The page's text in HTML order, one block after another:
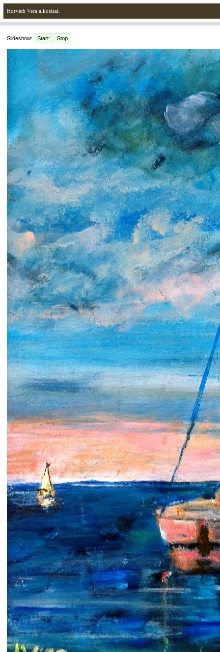
Horváth Vera alkotásai.
Slideshow: Start Stop